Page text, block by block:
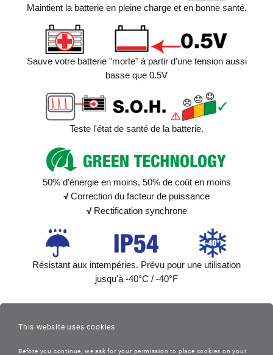
Maintient la batterie en pleine charge et en bonne santé.
Sauve votre batterie "morte" à partir d'une tension aussi
basse que 0.5V
Teste l'état de santé de la batterie.
50% d'énergie en moins, 50% de coût en moins
√Correction du facteur de puissance
√Rectification synchrone
Résistant aux intempéries. Prévu pour une utilisation
jusqu'à -40°C / -40°F
This website uses cookies
Before you continue, we ask for your permission to place cookies on your